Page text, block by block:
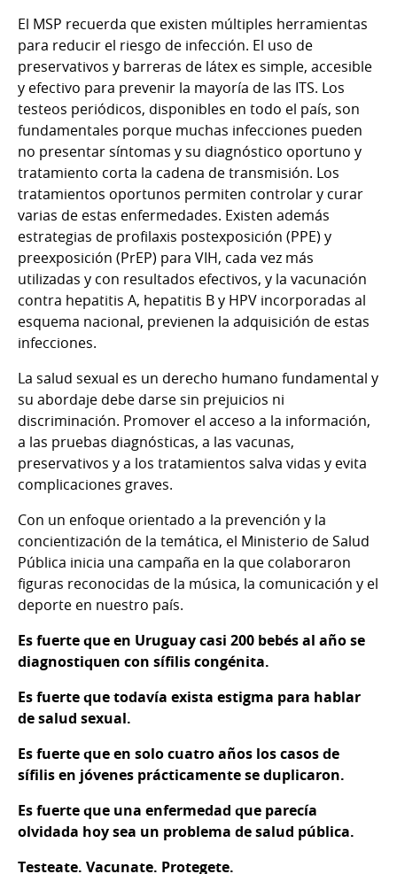
El MSP recuerda que existen múltiples herramientas
para reducir el riesgo de infección. El uso de
preservativos y barreras de látex es simple, accesible
y efectivo para prevenir la mayoría de las ITS. Los
testeos periódicos, disponibles en todo el país, son
fundamentales porque muchas infecciones pueden
no presentar síntomas y su diagnóstico oportuno y
tratamiento corta la cadena de transmisión. Los
tratamientos oportunos permiten controlar y curar
varias de estas enfermedades. Existen además
estrategias de profilaxis postexposición (PPE) y
preexposición (PrEP) para VIH, cada vez más
utilizadas y con resultados efectivos, y la vacunación
contra hepatitis A, hepatitis B y HPV incorporadas al
esquema nacional, previenen la adquisición de estas
infecciones.
La salud sexual es un derecho humano fundamental y
su abordaje debe darse sin prejuicios ni
discriminación. Promover el acceso a la información,
a las pruebas diagnósticas, a las vacunas,
preservativos y a los tratamientos salva vidas y evita
complicaciones graves.
Con un enfoque orientado a la prevención y la
concientización de la temática, el Ministerio de Salud
Pública inicia una campaña en la que colaboraron
figuras reconocidas de la música, la comunicación y el
deporte en nuestro país.
Es fuerte que en Uruguay casi 200 bebés al año se
diagnostiquen con sífilis congénita.
Es fuerte que todavía exista estigma para hablar
de salud sexual.
Es fuerte que en solo cuatro años los casos de
sífilis en jóvenes prácticamente se duplicaron.
Es fuerte que una enfermedad que parecía
olvidada hoy sea un problema de salud pública.
Testeate. Vacunate. Protegete.